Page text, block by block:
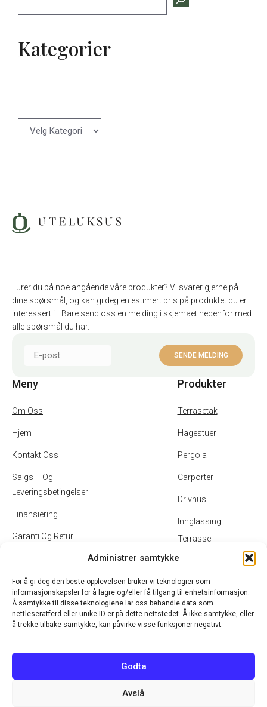
Administrer samtykke
For å gi deg den beste opplevelsen bruker vi teknologier som
informasjonskapsler for å lagre og/eller få tilgang til enhetsinformasjon.
Å samtykke til disse teknologiene lar oss behandle data som
nettleseratferd eller unike ID-er på dette nettstedet. Å ikke samtykke, eller
å trekke tilbake samtykke, kan påvirke visse funksjoner negativt.
Godta
Avslå
Kategorier
Lurer du på noe angående våre produkter? Vi svarer gjerne på
dine spørsmål, og kan gi deg en estimert pris på produktet du er
interessert i. Bare send oss en melding i skjemaet nedenfor med
alle spørsmål du har.
Meny
Om Oss
Hjem
Kontakt Oss
Salgs – Og
Leveringsbetingelser
Finansiering
Garanti Og Retur
Personvernpolicy Og
Cookies
B2B
Produkter
Terrasetak
Hagestuer
Pergola
Carporter
Drivhus
Innglassing
Terrasse
Uteservering